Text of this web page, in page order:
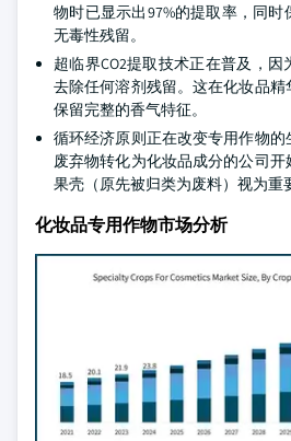
物时已显示出97%的提取率，同时
无毒性残留。
超临界CO2提取技术正在普及，
去除任何溶剂残留。这在化妆品
保留完整的香气特征。
循环经济原则正在改变专用作物
废弃物转化为化妆品成分的公司
果壳（原先被归类为废料）视为重
化妆品专用作物市场分析